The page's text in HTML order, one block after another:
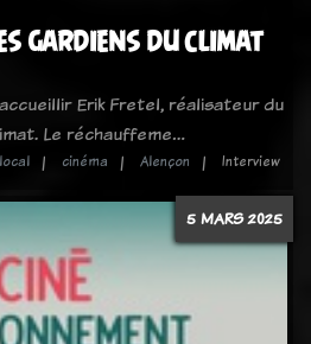
gardiens du climat
Erik Fretel, réalisateur du
Le réchauffeme…
local cinéma Alençon Interview
5 MARS 2025